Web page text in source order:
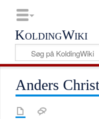
KoldingWiki
Anders